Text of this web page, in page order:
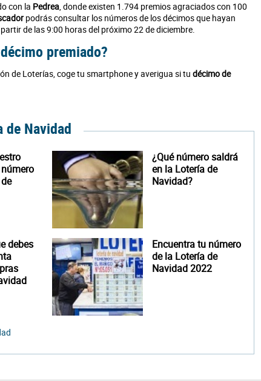
con la Pedrea, donde existen 1.794 premios agraciados con 100
podrás consultar los números de los décimos que hayan
de las 9:00 horas del próximo 22 de diciembre.
premiado?
de Loterías, coge tu smartphone y averigua si tu décimo de
de Navidad
¿Qué número saldrá
en la Lotería de
Navidad?
debes
Encuentra tu número
de la Lotería de
Navidad 2022